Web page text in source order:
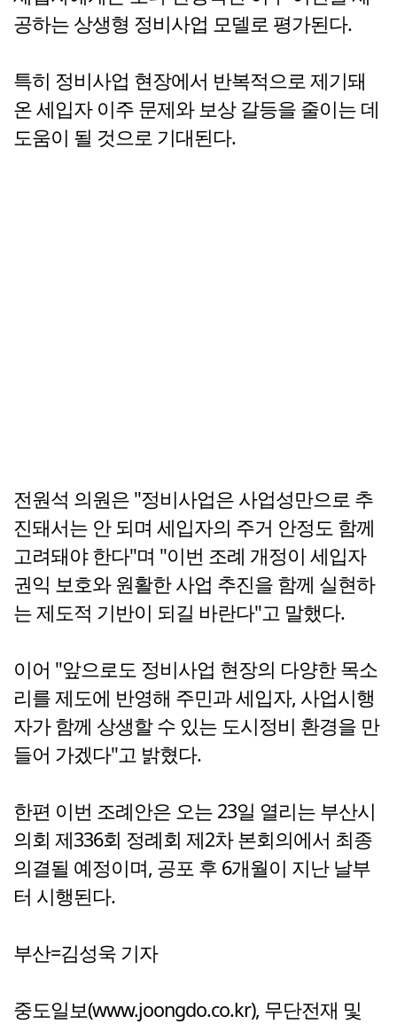
공하는 상생형 정비사업 모델로 평가된다.
특히 정비사업 현장에서 반복적으로 제기돼
온 세입자 이주 문제와 보상 갈등을 줄이는 데
도움이 될 것으로 기대된다.
전원석 의원은 "정비사업은 사업성만으로 추
진돼서는 안 되며 세입자의 주거 안정도 함께
고려돼야 한다"며 "이번 조례 개정이 세입자
권익 보호와 원활한 사업 추진을 함께 실현하
는 제도적 기반이 되길 바란다"고 말했다.
이어 "앞으로도 정비사업 현장의 다양한 목소
리를 제도에 반영해 주민과 세입자, 사업시행
자가 함께 상생할 수 있는 도시정비 환경을 만
들어 가겠다"고 밝혔다.
한편 이번 조례안은 오는 23일 열리는 부산시
의회 제336회 정례회 제2차 본회의에서 최종
의결될 예정이며, 공포 후 6개월이 지난 날부
터 시행된다.
부산=김성욱 기자
중도일보(www.joongdo.co.kr), 무단전재 및